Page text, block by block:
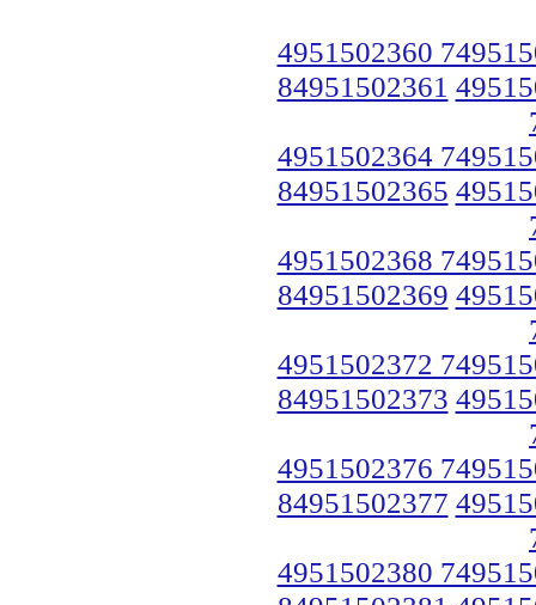
4951502360
84951502361
4951502364
84951502365
4951502368
84951502369
4951502372
84951502373
4951502376
84951502377
4951502380